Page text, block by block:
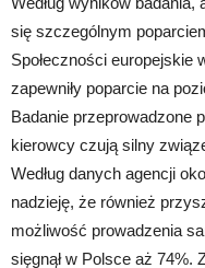
się szczególnym
Społeczności europejskie
zapewniły poparcie na
Badanie przeprowadzone
kierowcy czują silny
Według danych agencji
nadzieję, że również
możliwość prowadzenia
sięgnął w Polsce aż